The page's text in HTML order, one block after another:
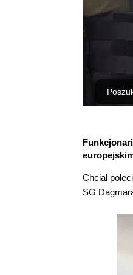
Chciał
SG